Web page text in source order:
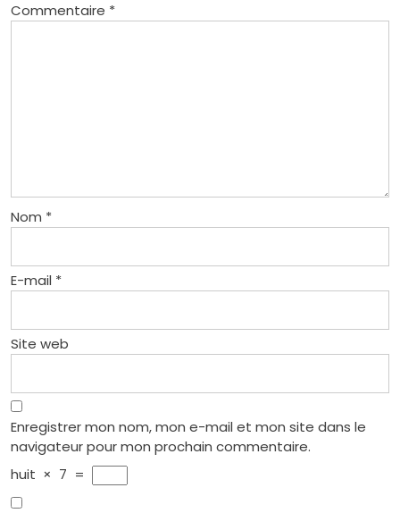
Commentaire *
Nom *
E-mail *
Site web
Enregistrer mon nom, mon e-mail et mon site dans le
navigateur pour mon prochain commentaire.
huit × 7 =